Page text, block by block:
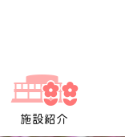
施設紹介